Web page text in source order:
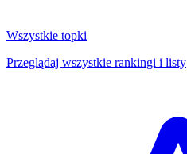
Wszystkie topki
Przeglądaj wszystkie rankingi i listy